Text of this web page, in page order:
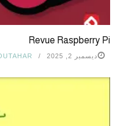
Revue Raspberry Pi
ديسمبر 2, 2025